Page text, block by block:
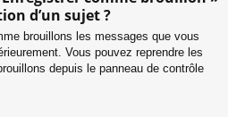
d’un sujet ?
brouillons les messages que vous
Vous pouvez reprendre les
depuis le panneau de contrôle